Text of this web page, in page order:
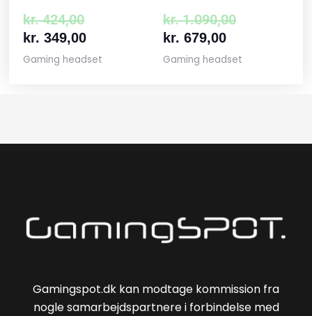
kr.424,00
kr. 349,00
Gaming headset
kr.1.090,00
kr. 679,00
Gaming headset
Gamingspot.dk kan modtage kommission fra
nogle samarbejdspartnere i forbindelse med